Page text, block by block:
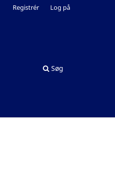
Søg
Registrér Log på